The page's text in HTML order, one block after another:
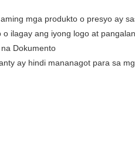
mga produkto o presyo ay
ilagay ang iyong logo at
Dokumento
ay hindi mananagot para sa